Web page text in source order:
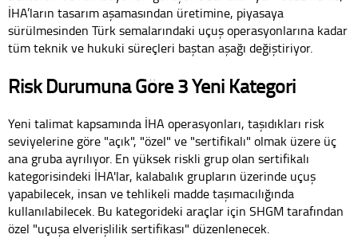
İHA’ların tasarım aşamasından üretimine, piyasaya
sürülmesinden Türk semalarındaki uçuş operasyonlarına kadar
tüm teknik ve hukuki süreçleri baştan aşağı değiştiriyor.
Risk Durumuna Göre 3 Yeni Kategori
Yeni talimat kapsamında İHA operasyonları, taşıdıkları risk
seviyelerine göre "açık", "özel" ve "sertifikalı" olmak üzere üç
ana gruba ayrılıyor. En yüksek riskli grup olan sertifikalı
kategorisindeki İHA'lar, kalabalık grupların üzerinde uçuş
yapabilecek, insan ve tehlikeli madde taşımacılığında
kullanılabilecek. Bu kategorideki araçlar için SHGM tarafından
özel "uçuşa elverişlilik sertifikası" düzenlenecek.